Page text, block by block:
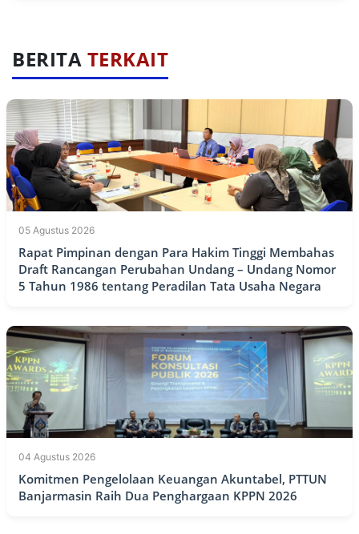
BERITA TERKAIT
05 Agustus 2026
Rapat Pimpinan dengan Para Hakim Tinggi Membahas
Draft Rancangan Perubahan Undang – Undang Nomor
5 Tahun 1986 tentang Peradilan Tata Usaha Negara
04 Agustus 2026
Komitmen Pengelolaan Keuangan Akuntabel, PTTUN
Banjarmasin Raih Dua Penghargaan KPPN 2026